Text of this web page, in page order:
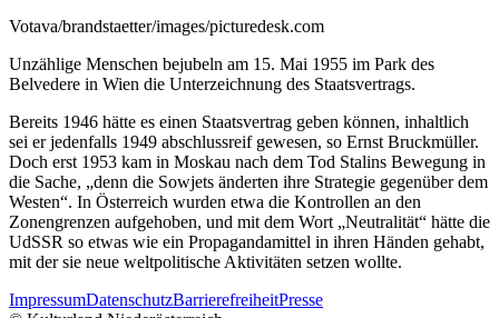
Votava/brandstaetter/images/picturedesk.com
Unzählige Menschen bejubeln am 15. Mai 1955 im Park des
Belvedere in Wien die Unterzeichnung des Staatsvertrags.
Bereits 1946 hätte es einen Staatsvertrag geben können, inhaltlich
sei er jedenfalls 1949 abschlussreif gewesen, so Ernst Bruckmüller.
Doch erst 1953 kam in Moskau nach dem Tod Stalins Bewegung in
die Sache, „denn die Sowjets änderten ihre Strategie gegenüber dem
Westen“. In Österreich wurden etwa die Kontrollen an den
Zonengrenzen aufgehoben, und mit dem Wort „Neutralität“ hätte die
UdSSR so etwas wie ein Propagandamittel in ihren Händen gehabt,
mit der sie neue weltpolitische Aktivitäten setzen wollte.
ImpressumDatenschutzBarrierefreiheitPresse